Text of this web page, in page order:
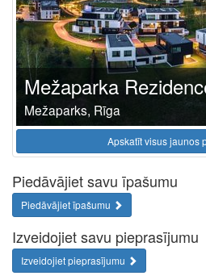
Mežaparka
Mežaparks, Rīga
Apskatīt visus jaunos
Piedāvājiet savu īpašumu
Piedāvājiet īpašumu
Izveidojiet savu pieprasījumu
Izveidojiet pieprasījumu